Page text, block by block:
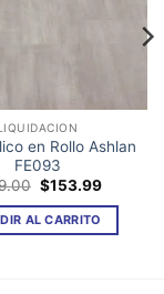
en Rollo Ashlan
FE093
El
precio
original
era:
$153.99El
actual
AL CARRITO